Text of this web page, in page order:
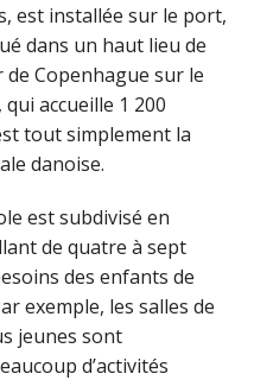
est installée sur le port,
dans un haut lieu de
Copenhague sur le
accueille 1 200
tout simplement la
danoise.
est subdivisé en
de quatre à sept
des enfants de
exemple, les salles de
jeunes sont
d’activités